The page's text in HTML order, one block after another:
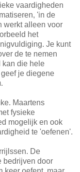
vaardigheden
'in de
werkt alleen voor
het
Je kunt
de te nemen
kan die hele
je diegene
Maartens
fysieke
mogelijk en ook
te 'oefenen'.
De
bedrijven door